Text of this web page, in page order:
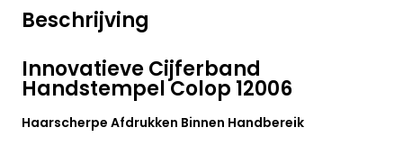
Beschrijving
Innovatieve Cijferband
Handstempel Colop 12006
Haarscherpe Afdrukken Binnen Handbereik